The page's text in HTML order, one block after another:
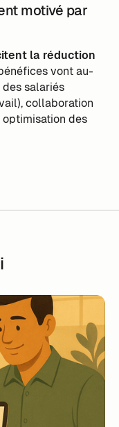
motivé par
la réduction
vont au-
salariés
collaboration
des